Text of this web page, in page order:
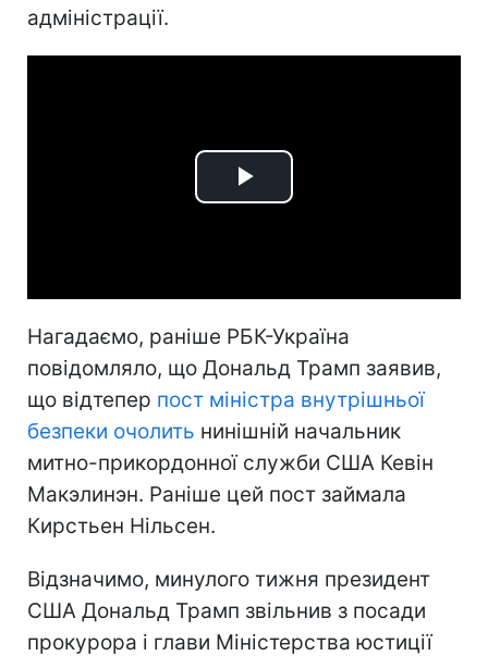
адміністрації.
Play
Нагадаємо, раніше РБК-Україна
повідомляло, що Дональд Трамп заявив,
що відтепер пост міністра внутрішньої
безпеки очолить нинішній начальник
митно-прикордонної служби США Кевін
Макэлинэн. Раніше цей пост займала
Кирстьен Нільсен.
Відзначимо, минулого тижня президент
США Дональд Трамп звільнив з посади
прокурора і глави Міністерства юстиції